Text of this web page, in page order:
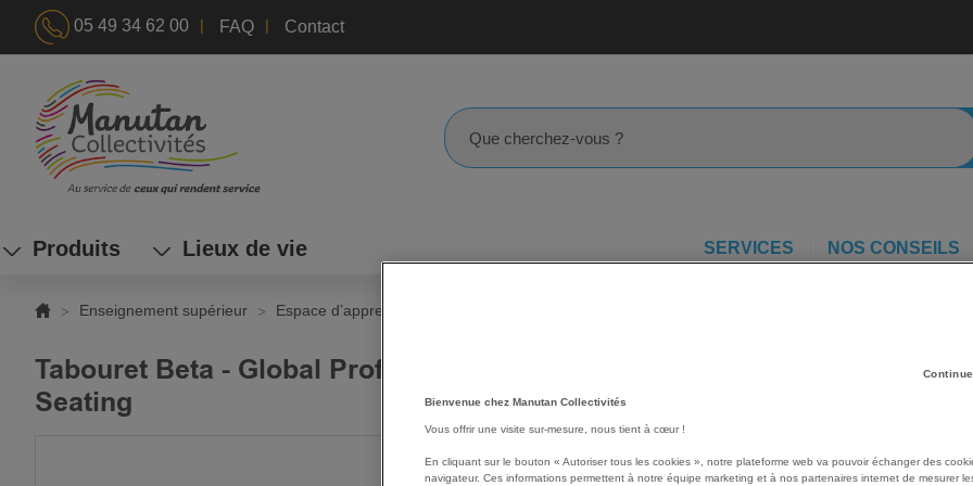
05 49 34 62 00 | FAQ | Contact
ALLEZ
AU
CONTENU
Rechercher
Produits Lieux de vie SERVICES NOS CONSEILS
Enseignement supérieur Espace d’apprentissages
Tabouret Beta - Global Professional
Seating
Assise avec revêtement
Revêtement enduit PVC
1021-1 et -2.
Bienvenue chez Manutan Collectivités
Vous offrir une visite sur-mesure, nous tient à cœur !
En cliquant sur le bouton « Autoriser tous les cookies », notre plateforme web va pouvoir échanger des
navigateur. Ces informations permettent à notre équipe marketing et à nos partenaires internet de mesurer